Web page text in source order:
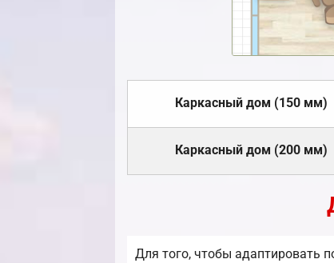
Каркасный дом (150 мм)
Каркасный дом (200 мм)
Для того, чтобы адаптировать